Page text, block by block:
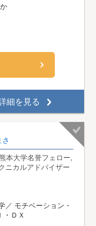
細を見る
本大学名誉フェロー,
カルアドバイザー
／ モチベーション・
・ＤＸ